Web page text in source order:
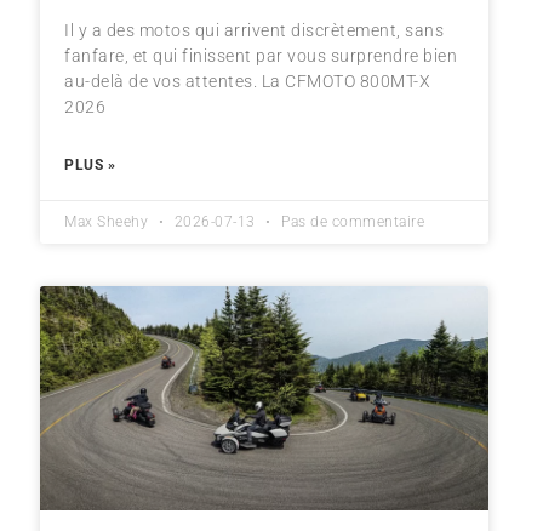
Il y a des motos qui arrivent discrètement, sans
fanfare, et qui finissent par vous surprendre bien
au-delà de vos attentes. La CFMOTO 800MT-X
2026
PLUS »
Max Sheehy 2026-07-13 Pas de commentaire